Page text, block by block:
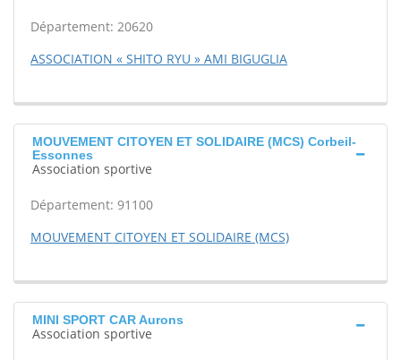
Département: 20620
ASSOCIATION « SHITO RYU » AMI BIGUGLIA
MOUVEMENT CITOYEN ET SOLIDAIRE (MCS) Corbeil-
Essonnes
Association sportive
Département: 91100
MOUVEMENT CITOYEN ET SOLIDAIRE (MCS)
MINI SPORT CAR Aurons
Association sportive